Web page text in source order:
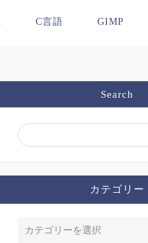
C言語 GIMP
Search
カテゴリー